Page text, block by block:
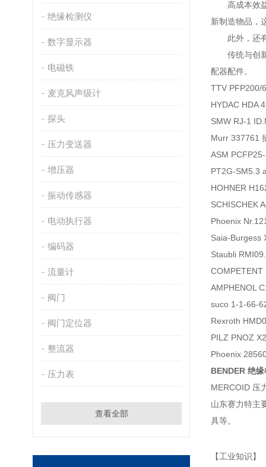
绝缘检测仪
数字显示器
电磁铁
麦克风声级计
探头
压力变送器
增压器
振动传感器
电动执行器
编码器
流量计
阀门
阀门定位器
整流器
压力表
查看全部
高成本效益
新制造物品，
此外，还有
传统与创新
配器配件。
TTV PFP200/
HYDAC HDA
SMW RJ-1
Murr 337761
ASM
PT2G-SM5.3
HOHNER
SCHISCHEK
Phoenix
Saia-Burgess
Staubli
AMPHENOL
suco 1-1-66-
Rexroth
PILZ PNOZ
Phoenix
BENDER 绝
MERCOID 压
山东赛力特主
具等。
【工业知识】